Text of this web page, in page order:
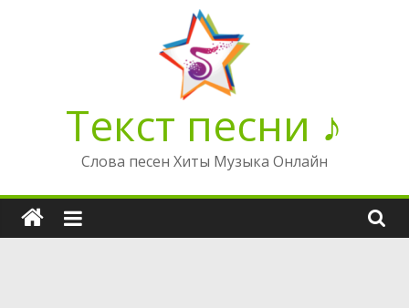
Текст песни ♪
Слова песен Хиты Музыка Онлайн